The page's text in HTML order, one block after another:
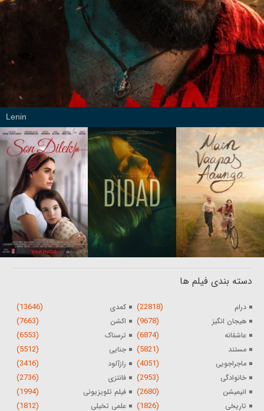
Lenin
دسته بندی فیلم ها
درام (22818) کمدی (13646)
هیجان انگیز (9678) اکشن (7663)
عاشقانه (6874) ترسناک (6553)
مستند (5821) جنایی (5512)
ماجراجویی (4051) رازآلود (3416)
خانوادگی (2953) فانتزی (2736)
انیمیشن (2680) فیلم تلویزیونی (1994)
تاریخی (1826) علمی تخیلی (1812)